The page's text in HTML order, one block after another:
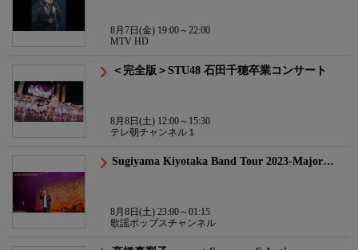
8月7日(金) 19:00～22:00
MTV HD
＜完全版＞STU48 石田千穂卒業コンサート
8月8日(土) 12:00～15:30
テレ朝チャンネル１
Sugiyama Kiyotaka Band Tour 2023-Major…
8月8日(土) 23:00～01:15
歌謡ポップスチャンネル